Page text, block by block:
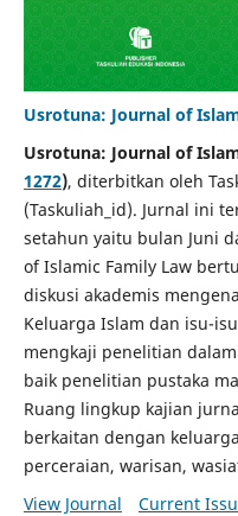
Usrotuna: Journal of
Usrotuna: Journal of
1272), diterbitkan oleh
(Taskuliah_id). Jurnal ini
setahun yaitu bulan Juni
of Islamic Family Law
diskusi akademis
Keluarga Islam dan isu-
mengkaji penelitian
baik penelitian pustaka
Ruang lingkup kajian
berkaitan dengan
perceraian, warisan,
View Journal
Current